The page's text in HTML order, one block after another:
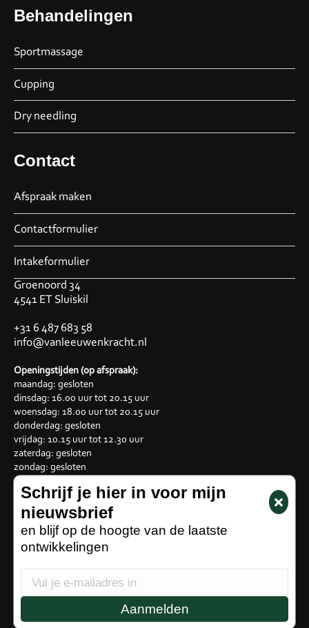
Behandelingen
Sportmassage
Cupping
Dry needling
Contact
Afspraak maken
Contactformulier
Intakeformulier
Groenoord 34
4541 ET Sluiskil
+31 6 487 683 58
info@vanleeuwenkracht.nl
Openingstijden (op afspraak):
maandag: gesloten
dinsdag: 16.00 uur tot 20.15 uur
woensdag: 18.00 uur tot 20.15 uur
donderdag: gesloten
vrijdag: 10.15 uur tot 12.30 uur
zaterdag: gesloten
zondag: gesloten
Sitemap
Algemene voorwaarden
Privacybeleid
© 2024, Van Leeuwenkracht
Schrijf je hier in voor mijn
nieuwsbrief
en blijf op de hoogte van de laatste
ontwikkelingen
Aanmelden